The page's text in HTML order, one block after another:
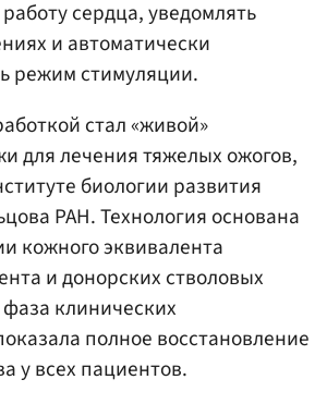
сердца, уведомлять
и автоматически
режим стимуляции.
стал «живой»
для лечения тяжелых ожогов,
биологии развития
РАН. Технология основана
кожного эквивалента
и донорских стволовых
клинических
полное восстановление
у всех пациентов.